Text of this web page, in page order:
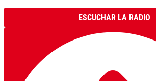
ESCUCHAR LA RADIO